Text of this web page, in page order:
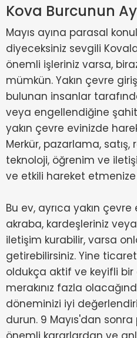
Kova Burcunun
Mayıs ayına parasal
diyeceksiniz sevgili
önemli işleriniz varsa,
mümkün. Yakın çevre
bulunan insanlar
veya engellendiğine şahit
yakın çevre evinizde
Merkür, pazarlama, satış,
teknoloji, öğrenim ve
ve etkili hareket
Bu ev, ayrıca yakın
akraba, kardeşleriniz
iletişim kurabilir, varsa
getirebilirsiniz. Yine
oldukça aktif ve keyifli bir
merakınız fazla
döneminizi iyi
durun. 9 Mayıs'dan